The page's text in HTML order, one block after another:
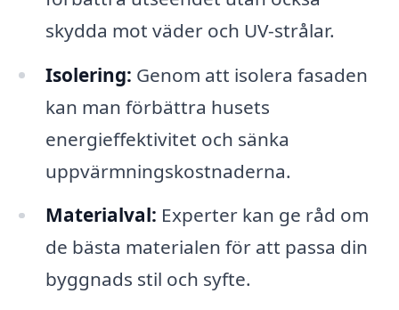
skydda mot väder och UV-strålar.
Isolering: Genom att isolera fasaden
kan man förbättra husets
energieffektivitet och sänka
uppvärmningskostnaderna.
Materialval: Experter kan ge råd om
de bästa materialen för att passa din
byggnads stil och syfte.